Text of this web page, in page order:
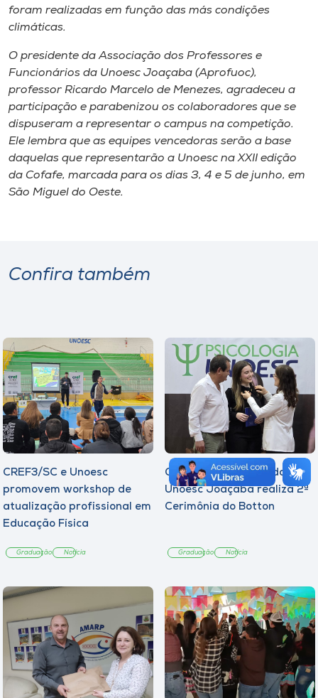
foram realizadas em função das más condições
climáticas.
O presidente da Associação dos Professores e
Funcionários da Unoesc Joaçaba (Aprofuoc),
professor Ricardo Marcelo de Menezes, agradeceu a
participação e parabenizou os colaboradores que se
dispuseram a representar o campus na competição.
Ele lembra que as equipes vencedoras serão a base
daquelas que representarão a Unoesc na XXII edição
da Cofafe, marcada para os dias 3, 4 e 5 de junho, em
São Miguel do Oeste.
Confira também
CREF3/SC e Unoesc
promovem workshop de
atualização profissional em
Educação Física
Graduação Notícia
Curso de Psicologia da
Unoesc Joaçaba realiza 2ª
Cerimônia do Botton
Graduação Notícia